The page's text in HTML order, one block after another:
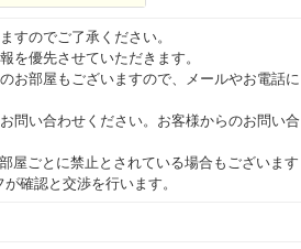
すのでご了承ください。
を優先させていただきます。
お部屋もございますので、メールやお電話に
問い合わせください。お客様からのお問い合
屋ごとに禁止とされている場合もございます
確認と交渉を行います。